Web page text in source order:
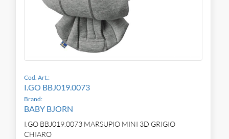
Cod. Art.:
I.GO BBJ019.0073
Brand:
BABY BJORN
I.GO BBJ019.0073 MARSUPIO MINI 3D GRIGIO
CHIARO